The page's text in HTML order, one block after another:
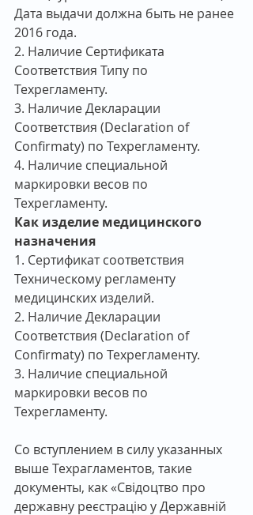
Дата выдачи должна быть не ранее
2016 года.
2. Наличие Сертификата
Соответствия Типу по
Техрегламенту.
3. Наличие Декларации
Соответствия (Declaration of
Confirmaty) по Техрегламенту.
4. Наличие специальной
маркировки весов по
Техрегламенту.
Как изделие медицинского
назначения
1. Сертификат соответствия
Техническому регламенту
медицинских изделий.
2. Наличие Декларации
Соответствия (Declaration of
Confirmaty) по Техрегламенту.
3. Наличие специальной
маркировки весов по
Техрегламенту.
Со вступлением в силу указанных
выше Техрагламентов, такие
документы, как «Свідоцтво про
державну реєстрацію у Державній